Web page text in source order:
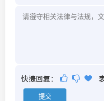
快捷回复：